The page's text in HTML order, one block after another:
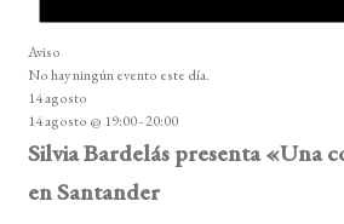
Aviso
No hay ningún evento este día.
14 agosto
14 agosto @ 19:00-20:00
Silvia Bardelás presenta «Una
en Santander